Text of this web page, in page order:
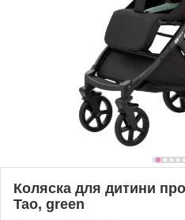
Коляска для дитини
Tao, green